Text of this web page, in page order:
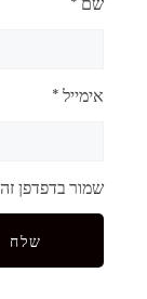
אימייל *
שמור בדפדפן